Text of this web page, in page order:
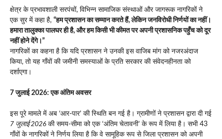
क्षेत्र के प्रभावशाली सरपंचों, विभिन्न सामाजिक संस्थाओं और जागरूक नागरिकों ने
एक सुर में कहा है, “हम प्रशासन का सम्मान करते हैं, लेकिन जनविरोधी निर्णयों का नहीं।
हमारा तालुक्का पालघर ही है, और हम किसी भी कीमत पर अपनी प्रशासनिक पहुँच को दूर
नहीं होने देंगे।”
नागरिकों का कहना है कि यदि प्रशासन ने उनकी इस वाजिब मांग को नजरअंदाज
किया, तो यह गाँवों की जमीनी समस्याओं के प्रति सरकार की संवेदनहीनता को
दर्शाएगा।
7 जुलाई 2026: एक अंतिम अवसर
इस पूरे मामले में अब ‘आर-पार’ की स्थिति बन गई है। ग्रामीणों ने प्रशासन द्वारा दी गई
7 जुलाई 2026की समय-सीमा को एक ‘अंतिम चेतावनी’ के रूप में लिया है। सभी 43
गाँवों के नागरिकों ने निर्णय लिया है कि वे सामूहिक रूप से जिला प्रशासन को अपनी